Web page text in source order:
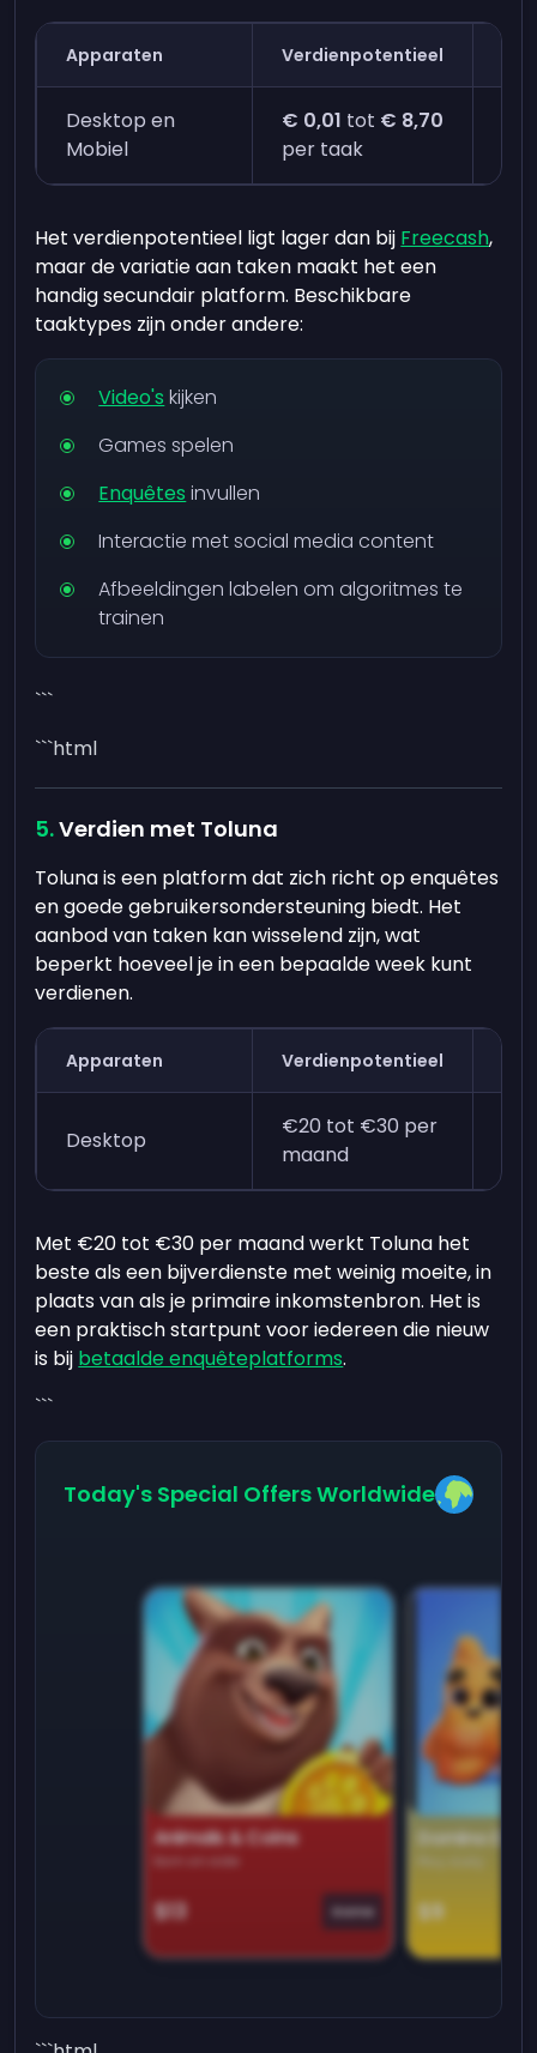
Apparaten Verdienpotentieel
Desktop en
Mobiel
€ 0,01 tot € 8,70
per taak
Het verdienpotentieel ligt lager dan bij Freecash,
maar de variatie aan taken maakt het een
handig secundair platform. Beschikbare
taaktypes zijn onder andere:
Video's kijken
Games spelen
Enquêtes invullen
Interactie met social media content
Afbeeldingen labelen om algoritmes te
trainen
```
```html
Verdien met Toluna
Toluna is een platform dat zich richt op enquêtes
en goede gebruikersondersteuning biedt. Het
aanbod van taken kan wisselend zijn, wat
beperkt hoeveel je in een bepaalde week kunt
verdienen.
Apparaten Verdienpotentieel
Desktop
€20 tot €30 per
maand
Met €20 tot €30 per maand werkt Toluna het
beste als een bijverdienste met weinig moeite, in
plaats van als je primaire inkomstenbron. Het is
een praktisch startpunt voor iedereen die nieuw
is bij betaalde enquêteplatforms.
```
Today's Special Offers Worldwide
Animals & Coins
Earn on side
$13 Game
Domino
$9